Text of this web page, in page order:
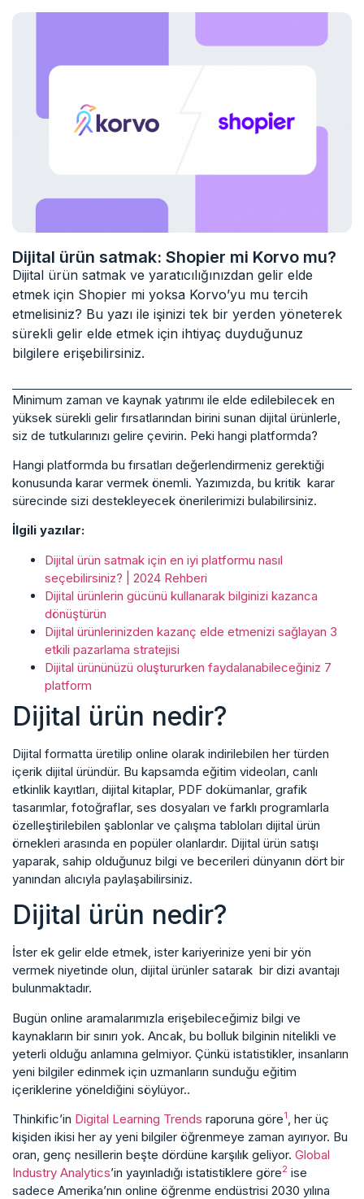
Dijital ürün satmak: Shopier mi Korvo mu?
Dijital ürün satmak ve yaratıcılığınızdan gelir elde
etmek için Shopier mi yoksa Korvo’yu mu tercih
etmelisiniz? Bu yazı ile işinizi tek bir yerden yöneterek
sürekli gelir elde etmek için ihtiyaç duyduğunuz
bilgilere erişebilirsiniz.
Minimum zaman ve kaynak yatırımı ile elde edilebilecek en
yüksek sürekli gelir fırsatlarından birini sunan dijital ürünlerle,
siz de tutkularınızı gelire çevirin. Peki hangi platformda?
Hangi platformda bu fırsatları değerlendirmeniz gerektiği
konusunda karar vermek önemli. Yazımızda, bu kritik karar
sürecinde sizi destekleyecek önerilerimizi bulabilirsiniz.
İlgili yazılar:
Dijital ürün satmak için en iyi platformu nasıl
seçebilirsiniz? | 2024 Rehberi
Dijital ürünlerin gücünü kullanarak bilginizi kazanca
dönüştürün
Dijital ürünlerinizden kazanç elde etmenizi sağlayan 3
etkili pazarlama stratejisi
Dijital ürününüzü oluştururken faydalanabileceğiniz 7
platform
Dijital ürün nedir?
Dijital formatta üretilip online olarak indirilebilen her türden
içerik dijital üründür. Bu kapsamda eğitim videoları, canlı
etkinlik kayıtları, dijital kitaplar, PDF dokümanlar, grafik
tasarımlar, fotoğraflar, ses dosyaları ve farklı programlarla
özelleştirilebilen şablonlar ve çalışma tabloları dijital ürün
örnekleri arasında en popüler olanlardır. Dijital ürün satışı
yaparak, sahip olduğunuz bilgi ve becerileri dünyanın dört bir
yanından alıcıyla paylaşabilirsiniz.
Dijital ürün nedir?
İster ek gelir elde etmek, ister kariyerinize yeni bir yön
vermek niyetinde olun, dijital ürünler satarak bir dizi avantajı
bulunmaktadır.
Bugün online aramalarımızla erişebileceğimiz bilgi ve
kaynakların bir sınırı yok. Ancak, bu bolluk bilginin nitelikli ve
yeterli olduğu anlamına gelmiyor. Çünkü istatistikler, insanların
yeni bilgiler edinmek için uzmanların sunduğu eğitim
içeriklerine yöneldiğini söylüyor..
Thinkific’in Digital Learning Trends raporuna göre1, her üç
kişiden ikisi her ay yeni bilgiler öğrenmeye zaman ayırıyor. Bu
oran, genç nesillerin beşte dördüne karşılık geliyor. Global
Industry Analytics’in yayınladığı istatistiklere göre2 ise
sadece Amerika’nın online öğrenme endüstrisi 2030 yılına